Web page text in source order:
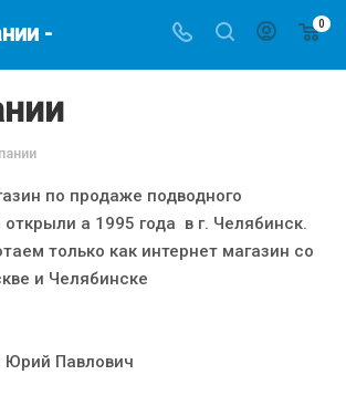
- 0
по продаже подводного
а 1995 года в г. Челябинск.
только как интернет магазин со
и Челябинске
Юрий Павлович